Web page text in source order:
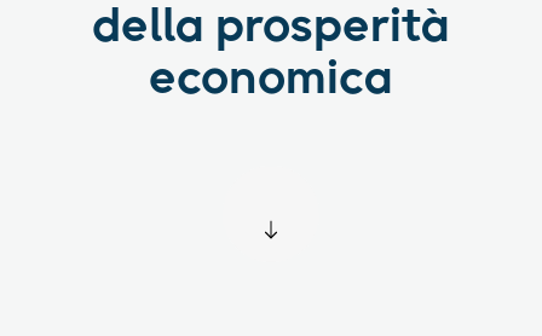
della prosperità
economica